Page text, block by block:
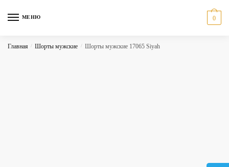
МЕНЮ 0
Главная / Шорты мужские / Шорты мужские 17065 Siyah